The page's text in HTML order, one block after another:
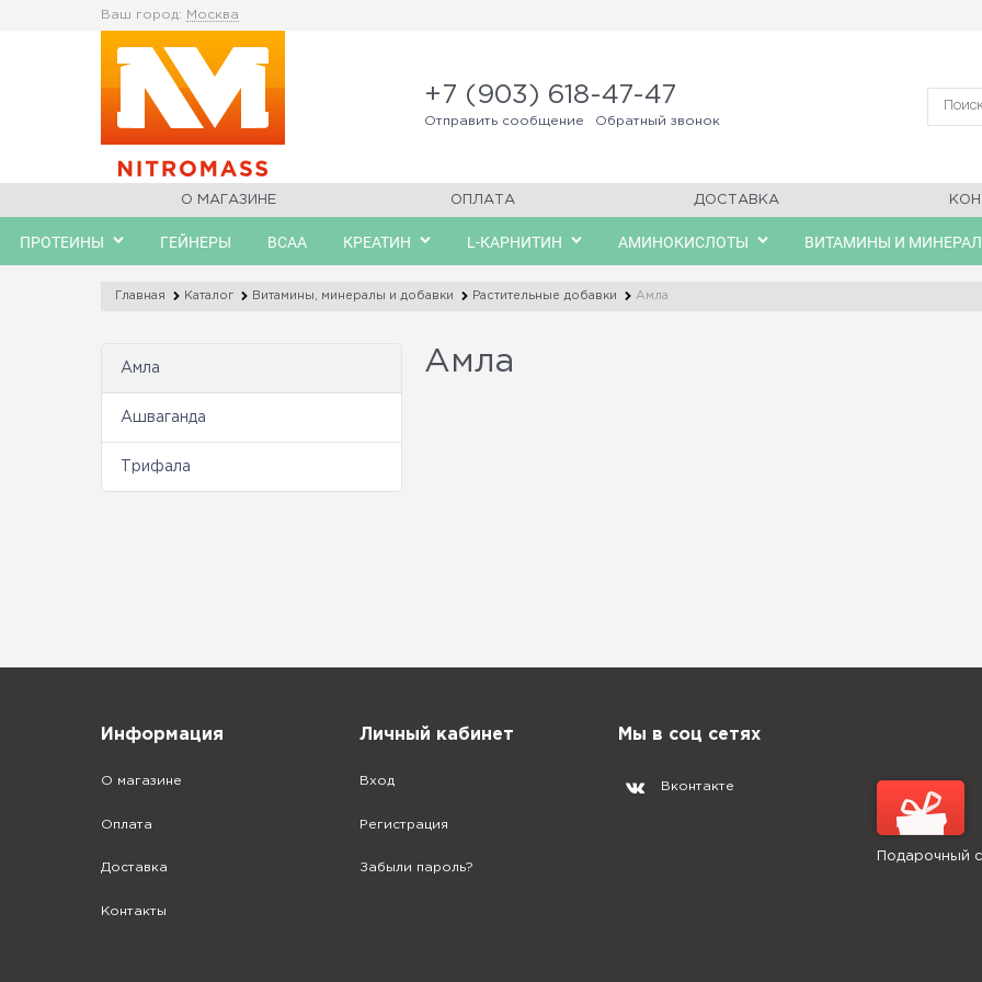
Ваш город: Москва
+7 (903) 618-47-47
Отправить сообщение Обратный звонок
О МАГАЗИНЕ ОПЛАТА ДОСТАВКА
ПРОТЕИНЫ ГЕЙНЕРЫ BCAA КРЕАТИН L-КАРНИТИН АМИНОКИСЛОТЫ ВИТАМИНЫ И
Главная Каталог Витамины, минералы и добавки Растительные добавки Амла
Амла
Ашваганда
Трифала
Амла
Информация
О магазине
Оплата
Доставка
Контакты
Личный кабинет
Вход
Регистрация
Забыли пароль?
Мы в соц сетях
Вконтакте
Подарочный